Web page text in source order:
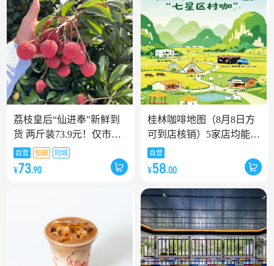
荔枝皇后“仙进奉”新鲜到
货 两斤装73.9元！仅市区
同城礼盒配送！
自营 包邮 同城
¥73.90
桂林咖啡地图（8月8日方
可到店核销）5家店均能现
场领取！！
自营
¥58.00